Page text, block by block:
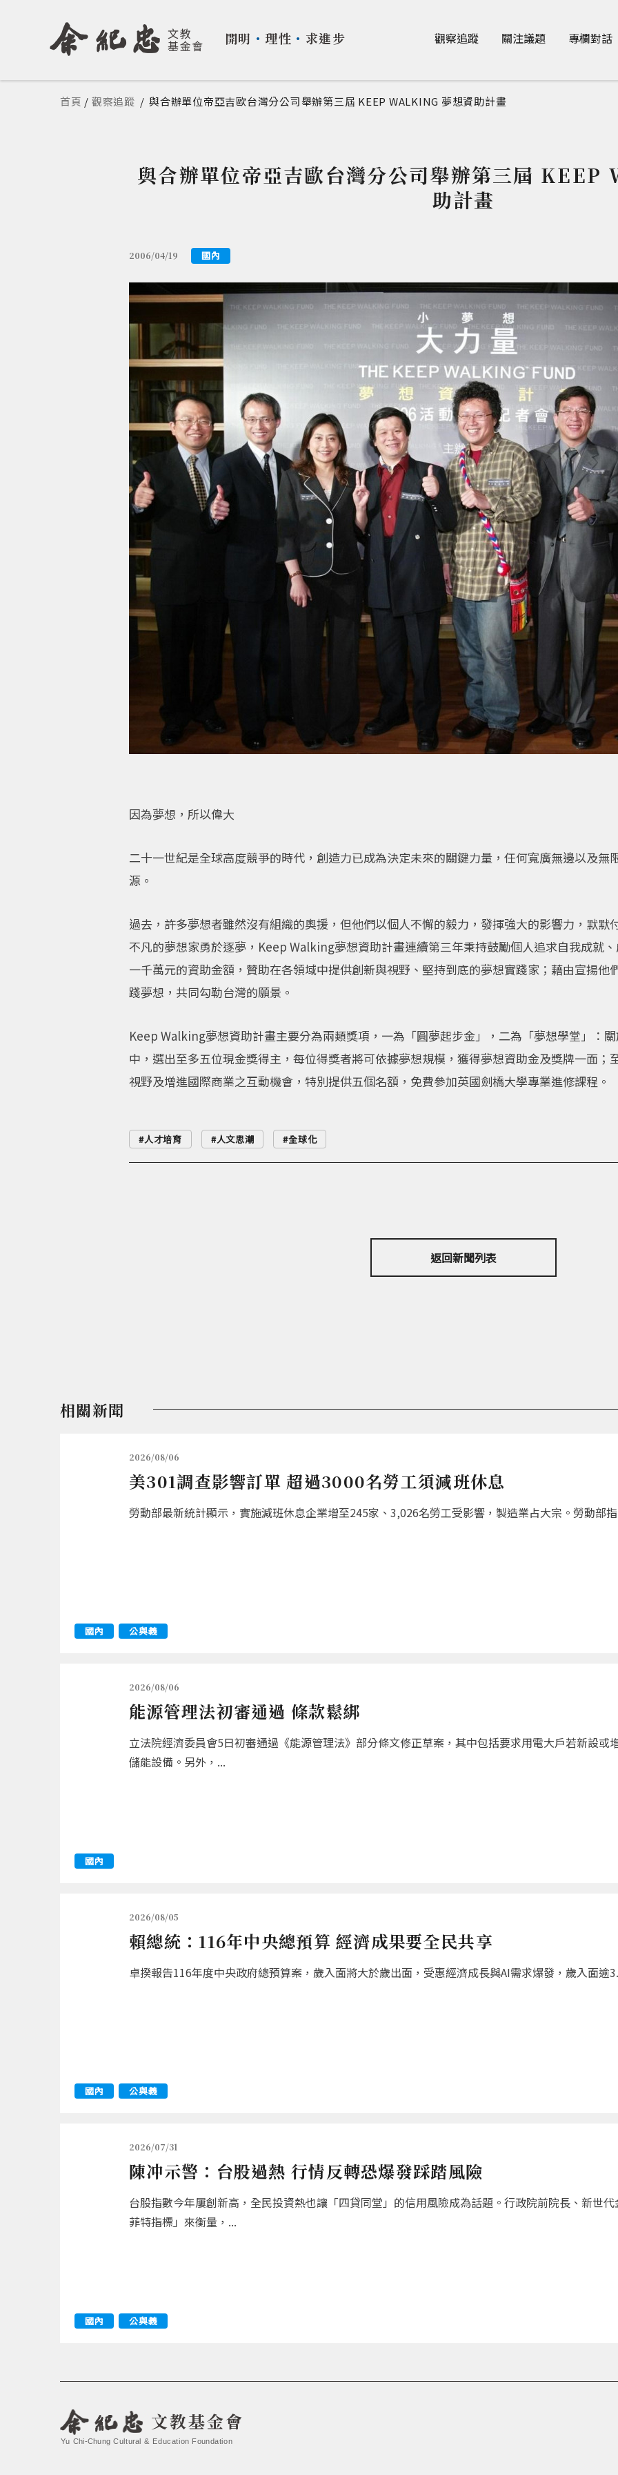
開明 ・ 理性 ・ 求進步 觀察追蹤 關注議題 專欄對話
您在這裡
首頁 / 觀察追蹤 / 與合辦單位帝亞吉歐台灣分公司舉辦第三屆 KEEP WALKING 夢想資助計畫
與合辦單位帝亞吉歐台灣分公司舉辦第三屆
助計畫
2006/04/19 國內
因為夢想，所以偉大
二十一世紀是全球高度競爭的時代，創造力已成為決定未來的關鍵力量，任何寬廣無邊以及無
源。
過去，許多夢想者雖然沒有組織的奧援，但他們以個人不懈的毅力，發揮強大的影響力，默默
不凡的夢想家勇於逐夢，Keep Walking夢想資助計畫連續第三年秉持鼓勵個人追求自我成就
一千萬元的資助金額，贊助在各領域中提供創新與視野、堅持到底的夢想實踐家；藉由宣揚他
踐夢想，共同勾勒台灣的願景。
Keep Walking夢想資助計畫主要分為兩類獎項，一為「圓夢起步金」，二為「夢想學堂」：
中，選出至多五位現金獎得主，每位得獎者將可依據夢想規模，獲得夢想資助金及獎牌一面；
視野及增進國際商業之互動機會，特別提供五個名額，免費參加英國劍橋大學專業進修課程。
人才培育 人文思潮 全球化
返回新聞列表
相關新聞
2026/08/06
美301調查影響訂單 超過3000名勞工須減班休息
勞動部最新統計顯示，實施減班休息企業增至245家、3,026名勞工受影響，製造業占大宗。勞動部
國內 公與義
2026/08/06
能源管理法初審通過 條款鬆綁
立法院經濟委員會5日初審通過《能源管理法》部分條文修正草案，其中包括要求用電大戶若新設或
儲能設備。另外，...
國內
2026/08/05
賴總統：116年中央總預算 經濟成果要全民共享
卓揆報告116年度中央政府總預算案，歲入面將大於歲出面，受惠經濟成長與AI需求爆發，歲入面逾
國內 公與義
2026/07/31
陳冲示警：台股過熱 行情反轉恐爆發踩踏風險
台股指數今年屢創新高，全民投資熱也讓「四貸同堂」的信用風險成為話題。行政院前院長、新世
菲特指標」來衡量，...
國內 公與義
文教基金會
Yu Chi-Chung Cultural & Education Foundation